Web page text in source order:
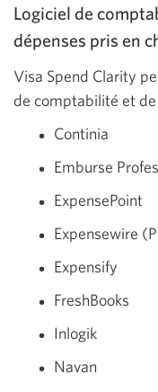
Logiciel de
dépenses pris en
Visa Spend Clarity
de comptabilité et
Continia
Emburse
ExpensePoint
Expensewire
Expensify
FreshBooks
Inlogik
Navan